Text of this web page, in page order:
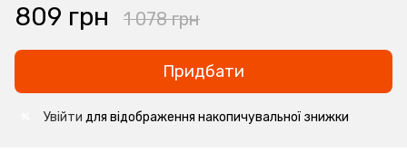
809 грн 1 078 грн
Придбати
Увійти для відображення накопичувальної знижки